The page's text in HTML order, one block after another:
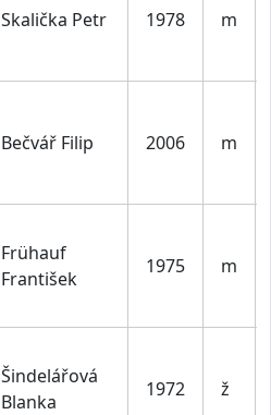
Skalička Petr 1978 m
Bečvář Filip 2006 m
Frühauf
František
1975 m
Šindelářová
Blanka
1972 ž